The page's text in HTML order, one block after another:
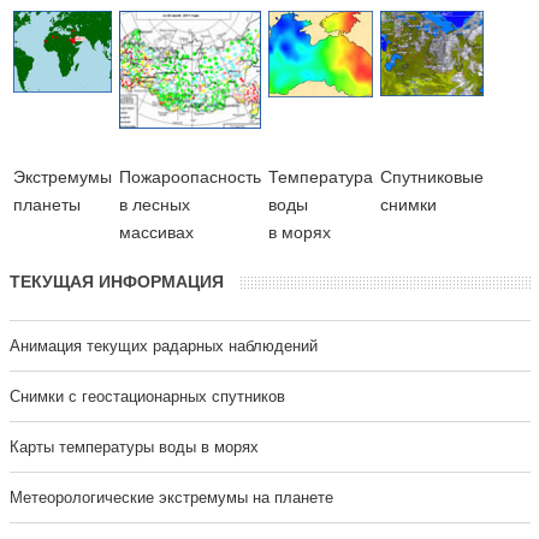
Экстремумы
планеты
Пожароопасность
в лесных
массивах
Температура
воды
в морях
Cпутниковые
снимки
ТЕКУЩАЯ ИНФОРМАЦИЯ
Анимация текущих радарных наблюдений
Cнимки с геостационарных спутников
Карты температуры воды в морях
Метеорологические экстремумы на планете